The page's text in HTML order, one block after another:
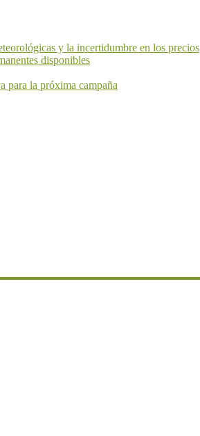
y la incertidumbre en los precios
disponibles
para la próxima campaña